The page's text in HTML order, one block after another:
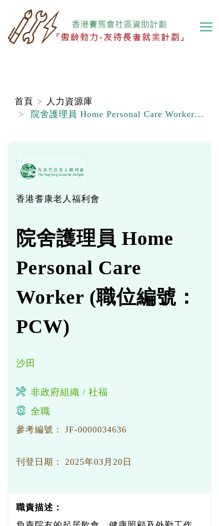
主
內
首頁
人力資源庫
院舍護理員 Home Personal Care Worker (職位編號：PCW)
香港耆康老人福利會
院舍護理員 Home
Personal Care
Worker (職位編號：
PCW)
沙田
非政府組織 / 社福
全職
參考編號： JF-0000034636
刊登日期： 2025年03月20日
職責描述：